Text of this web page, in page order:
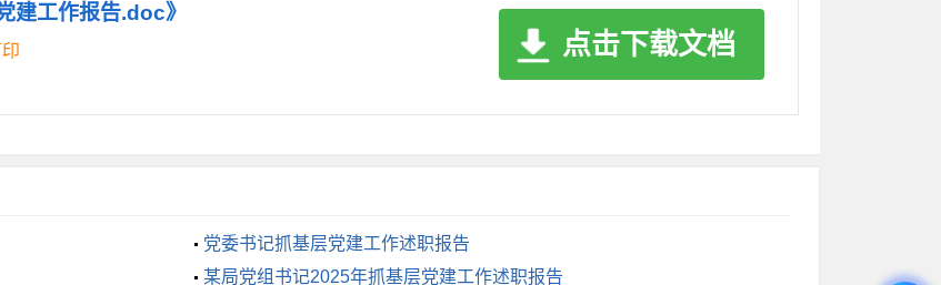
认为自己从事具体业务工作时间较长了，积累了一些经验，足够胜任当前各项工作任务了，从而导
建工作报告.doc》
点击下载文档
党委书记抓基层党建工作述职报告
某局党组书记2025年抓基层党建工作述职报告